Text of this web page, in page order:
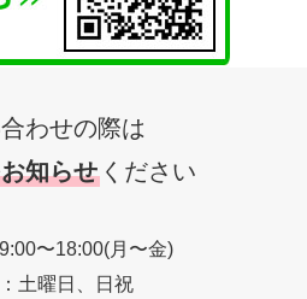
わせの際は
知らせ ください
〜18:00(月〜金)
土曜日、日祝